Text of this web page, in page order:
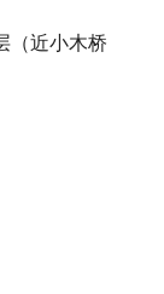
（近小木桥